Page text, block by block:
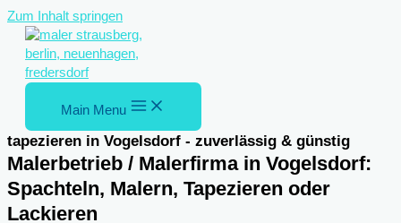
Zum Inhalt springen
Main Menu
tapezieren in Vogelsdorf - zuverlässig & günstig
Malerbetrieb / Malerfirma in Vogelsdorf:
Spachteln, Malern, Tapezieren oder
Lackieren